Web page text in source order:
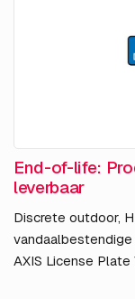
End-of-life:
leverbaar
Discrete outdoor,
AXIS License